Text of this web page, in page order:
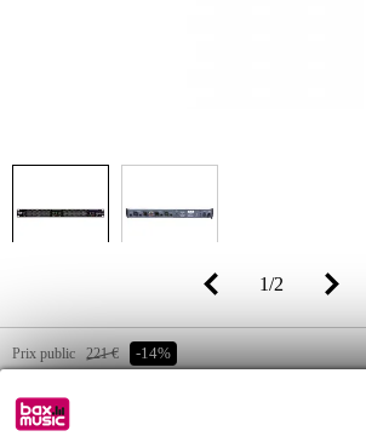
1/2
Prix public 221 € -14%